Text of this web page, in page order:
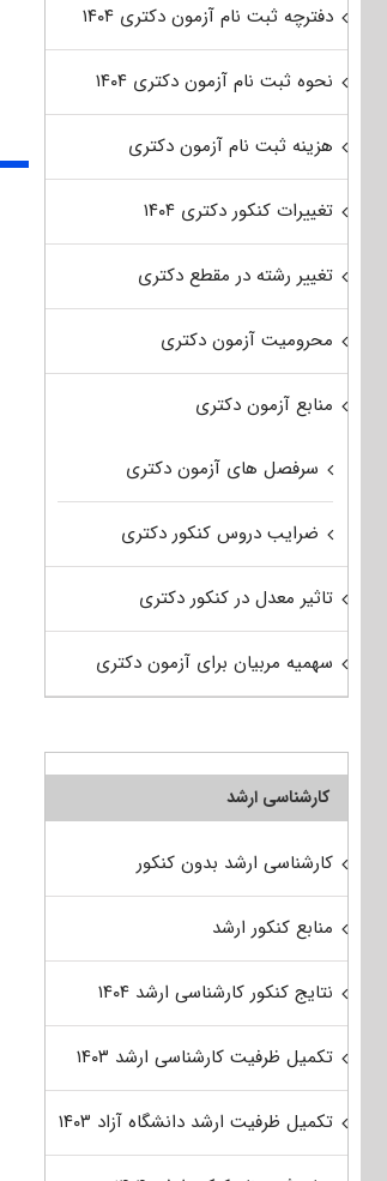
دفترچه ثبت نام آزمون دکتری ۱۴۰۴
نحوه ثبت نام آزمون دکتری ۱۴۰۴
هزینه ثبت نام آزمون دکتری
تغییرات کنکور دکتری ۱۴۰۴
تغییر رشته در مقطع دکتری
محرومیت آزمون دکتری
منابع آزمون دکتری
سرفصل های آزمون دکتری
ضرایب دروس کنکور دکتری
تاثیر معدل در کنکور دکتری
سهمیه مربیان برای آزمون دکتری
کارشناسی ارشد
کارشناسی ارشد بدون کنکور
منابع کنکور ارشد
نتایج کنکور کارشناسی ارشد ۱۴۰۴
تکمیل ظرفیت کارشناسی ارشد ۱۴۰۳
تکمیل ظرفیت ارشد دانشگاه آزاد ۱۴۰۳